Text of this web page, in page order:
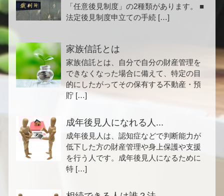
「任意後見制度」の2種類があります。 ■
法定後見制度申立ての手続 […]
家族信託とは
家族信託とは、自分で自分の財産管理を
できなくなった場合に備えて、特定の目
的にしたがってその保有する不動産・預
貯 […]
成年後見人になれる人...
成年後見人は、認知症などで判断能力が
低下した方の財産管理や身上保護や支援
を行う人です。成年後見人になるために
特 […]